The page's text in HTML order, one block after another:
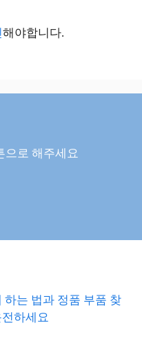
해야합니다.
으로 해주세요
는 법과 정품 부품 찾
하세요